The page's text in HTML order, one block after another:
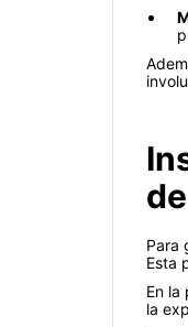
Para
Esta
En la
la